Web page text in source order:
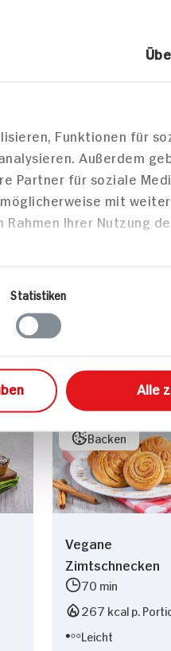
Funktionen für
Außerdem
Partner für soziale
mit
Ihrer Nutzung
Statistiken
Alle
Vegan
Backen
Vegane
Zimtschnecken
70 min
267 kcal p.
Leicht